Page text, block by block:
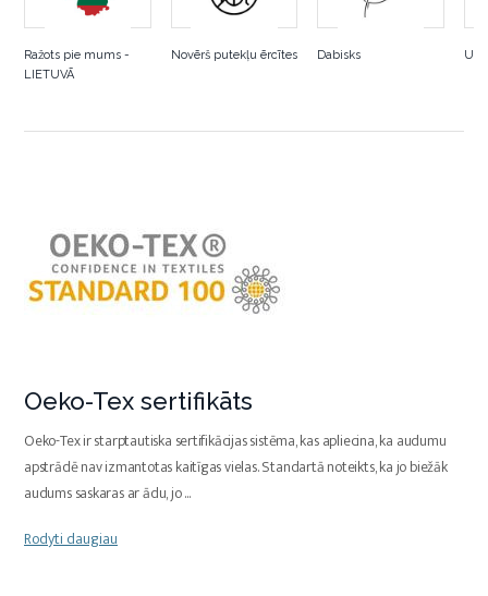
Ražots pie mums -
LIETUVĀ
Novērš putekļu ērcītes Dabisks
Oeko-Tex sertifikāts
Oeko-Tex ir starptautiska sertifikācijas sistēma, kas apliecina, ka audumu
apstrādē nav izmantotas kaitīgas vielas. Standartā noteikts, ka jo biežāk
audums saskaras ar ādu, jo...
Rodyti daugiau